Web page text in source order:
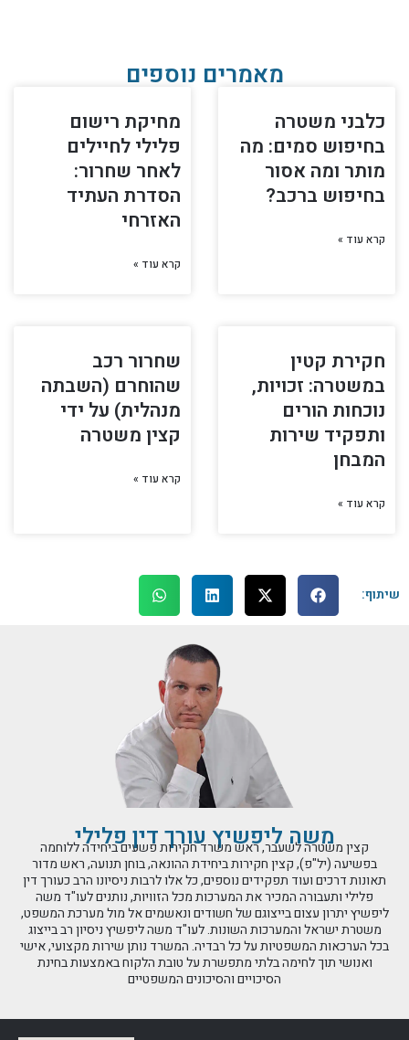
מאמרים נוספים
כלבני משטרה
בחיפוש סמים: מה
מותר ומה אסור
בחיפוש ברכב?
קרא עוד »
מחיקת רישום
פלילי לחיילים
לאחר שחרור:
הסדרת העתיד
האזרחי
קרא עוד »
חקירת קטין
במשטרה: זכויות,
נוכחות הורים
ותפקיד שירות
המבחן
קרא עוד »
שחרור רכב
שהוחרם (השבתה
מנהלית) על ידי
קצין משטרה
קרא עוד »
שיתוף:
משה ליפשיץ עורך דין פלילי
קצין משטרה לשעבר, ראש משרד חקירות פשעים ביחידה ללוחמה
בפשיעה (יל"פ), קצין חקירות ביחידת ההונאה, בוחן תנועה, ראש מדור
תאונות דרכים ועוד תפקידים נוספים, כל אלו לרבות ניסיונו הרב כעורך דין
פלילי ותעבורה המכיר את המערכות מכל הזוויות, נותנים לעו"ד משה
ליפשיץ יתרון עצום בייצוגם של חשודים ונאשמים אל מול מערכת המשפט,
משטרת ישראל והמערכות השונות. לעו"ד משה ליפשיץ ניסיון רב בייצוג
בכל הערכאות המשפטיות על כל רבדיה. המשרד נותן שירות מקצועי, אישי
ואנושי תוך לחימה בלתי מתפשרת על טובת הלקוח באמצעות בחינת
הסיכויים והסיכונים המשפטיים